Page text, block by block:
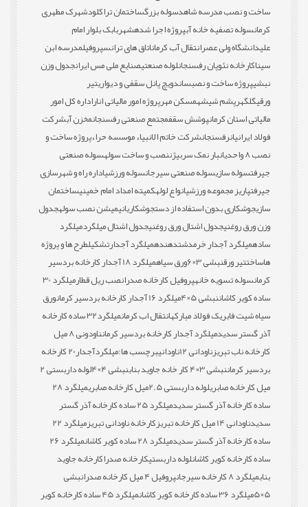
ساخت و نصب مدرسه شاهدسوله بزرگساختمان تراکلودشهرک مطهری
کرمانسوله تصفیه خانه آبپروژه اجرا شدهشهربابک بلوار امام
علیدانشگاه ولی عصرانتقال آب کرماناتاق های ترانسپروفیلمدرسه ابن
سیناکارخانه نئوپان رفسنجانلوله صنعتیصنایع ملی مس ایرانجدول وزن
نبشیپروژه ساخت و نصبساندویچ پانل سقفی و دیواریتیر
ورقیگلگهرپشم شیشهمسکن مهرپروژه امور مالیاتی اناراداره کل امور
مالیاتی استان کرمانپوشش سقفمجتمع صنعتی رفسنجانمخزن آبشرکت
فولاد ایرانیانرفسنجانشرکت خاتم الانبیاء موسسه حراءپروژه ساخت و
نصب 8 واحدی
انبار نمک سربیژننصب و ساخت سولهسوله صنعتی
جیرفتسوله سازیسوله صنعتی سیرجانسوله ورزشیاداره راه و شهرسازی
جیرفتپاریز مجموعه ورزشیانواع لولهکمیته امداد امام خمینیساختمان
سازیجوشکاری بدون استفاده از دستجوشکاریانیمیشن نصب سولهجدول
وزن ورق روغنیجدول اشتال ورق روغنیجدول اشتال میلگردمیلگرد
سادهمیلگرد آجدار خرمدشتدهندهمیلگرد آجدارتشکیلطرح ها و پروژه
هاساختتیر ورقنبشی 3×6 ورق سیاه
میلگرد 18 آجدار کارخانه بردسیر
کرمانسوله تسویه خانهپروفیل کارخانه صدرانصب ریل قطار
میلگرد 30
ساده کویر کاشاننبشی 5×4 میلگرد 16 آجدار کارخانه بردسیر کرمان
ورق
سیاه شیت فابریک فولاد مبارکهانتقال اب کرمان
میلگرد32 ساده کارخانه
آذر گستر سدیدمیلگرد آجدار کارخانه بردسیر کرمان
ناودونی 8 میل
کارخانه ناب تبریزناودانی 12 ناودانیبرچسب ها:
میلگردآجدار20 کارخانه
بردسیر کرماننبشی 3×4 کار خانه جاوید بناب نبشی 4×4
لوله داربستی 2
میل کارخانه صابریلوله داربستی 2.5میل کارخانه صابری
میلگرد 28
ساده کارخانه آذر گستر سدید
میلگرد 25 ساده کارخانه آذر گستر
سدیدناودانی 14 میل کارخانه تبریز کارخانه ناودانی تبریز
میلگرد 22
ساده کارخانه آذر گستر سدیدمیلگرد 28 ساده کویر کاشان
میلگرد 26
ساده کارخانه کویر کاشانلوله داربستیکارخانه صدراکارخانه جاوید
بنابمیلگرد 8 کارخانه سیرجان پروفیل 4 میل کارخانه صدرا
نبشی
5×5
میلگرد 36 ساده کارخانه کویر کاشان
میلگرد 45 ساده کارخانه کویر